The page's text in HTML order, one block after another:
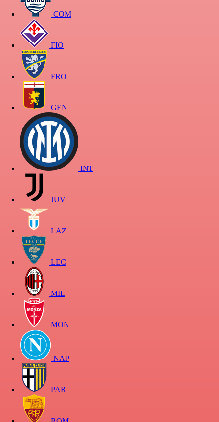
COM
FIO
FRO
GEN
INT
JUV
LAZ
LEC
MIL
MON
NAP
PAR